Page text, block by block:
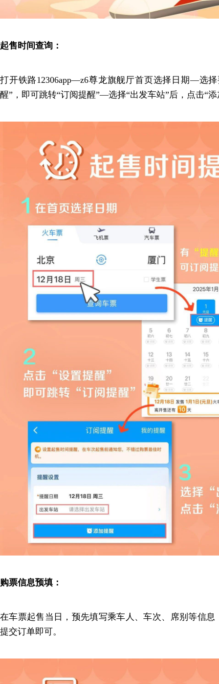
起售时间查询：
打开铁路12306app—z6尊龙旗舰厅首页选择日期—选
醒”，即可跳转“订阅提醒”—选择“出发车站”后，点击“
购票信息预填：
在车票起售当日，预先填写乘车人、车次、席别等信
提交订单即可。